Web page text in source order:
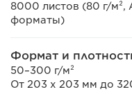
8000 листов (80 г/м²,
форматы)
Формат и
50–300 г/м²
От 203 x 203 мм до